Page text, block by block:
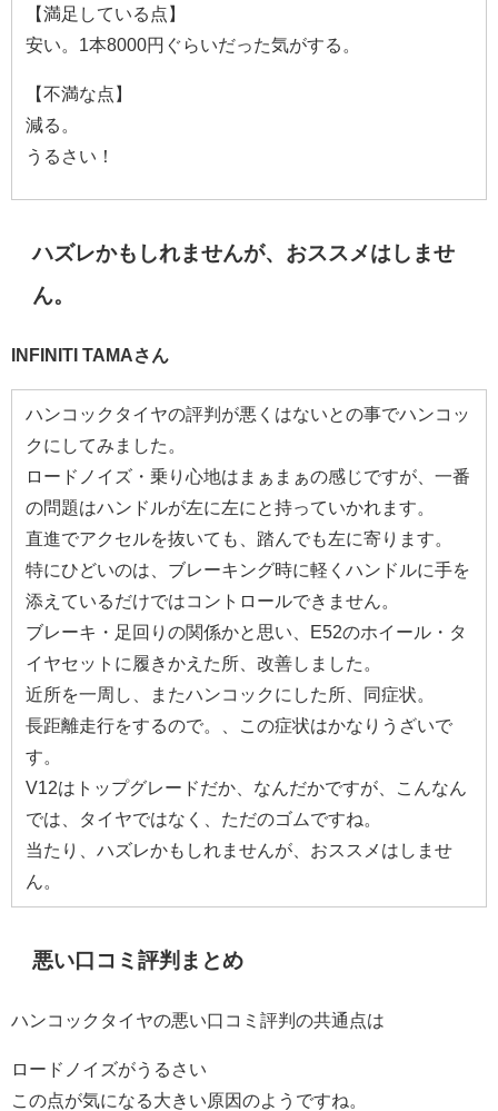
【満足している点】
安い。1本8000円ぐらいだった気がする。
【不満な点】
減る。
うるさい！
ハズレかもしれませんが、おススメはしませ
ん。
INFINITI TAMAさん
ハンコックタイヤの評判が悪くはないとの事でハンコッ
クにしてみました。
ロードノイズ・乗り心地はまぁまぁの感じですが、一番
の問題はハンドルが左に左にと持っていかれます。
直進でアクセルを抜いても、踏んでも左に寄ります。
特にひどいのは、ブレーキング時に軽くハンドルに手を
添えているだけではコントロールできません。
ブレーキ・足回りの関係かと思い、E52のホイール・タ
イヤセットに履きかえた所、改善しました。
近所を一周し、またハンコックにした所、同症状。
長距離走行をするので。、この症状はかなりうざいで
す。
V12はトップグレードだか、なんだかですが、こんなん
では、タイヤではなく、ただのゴムですね。
当たり、ハズレかもしれませんが、おススメはしませ
ん。
悪い口コミ評判まとめ
ハンコックタイヤの悪い口コミ評判の共通点は
ロードノイズがうるさい
この点が気になる大きい原因のようですね。